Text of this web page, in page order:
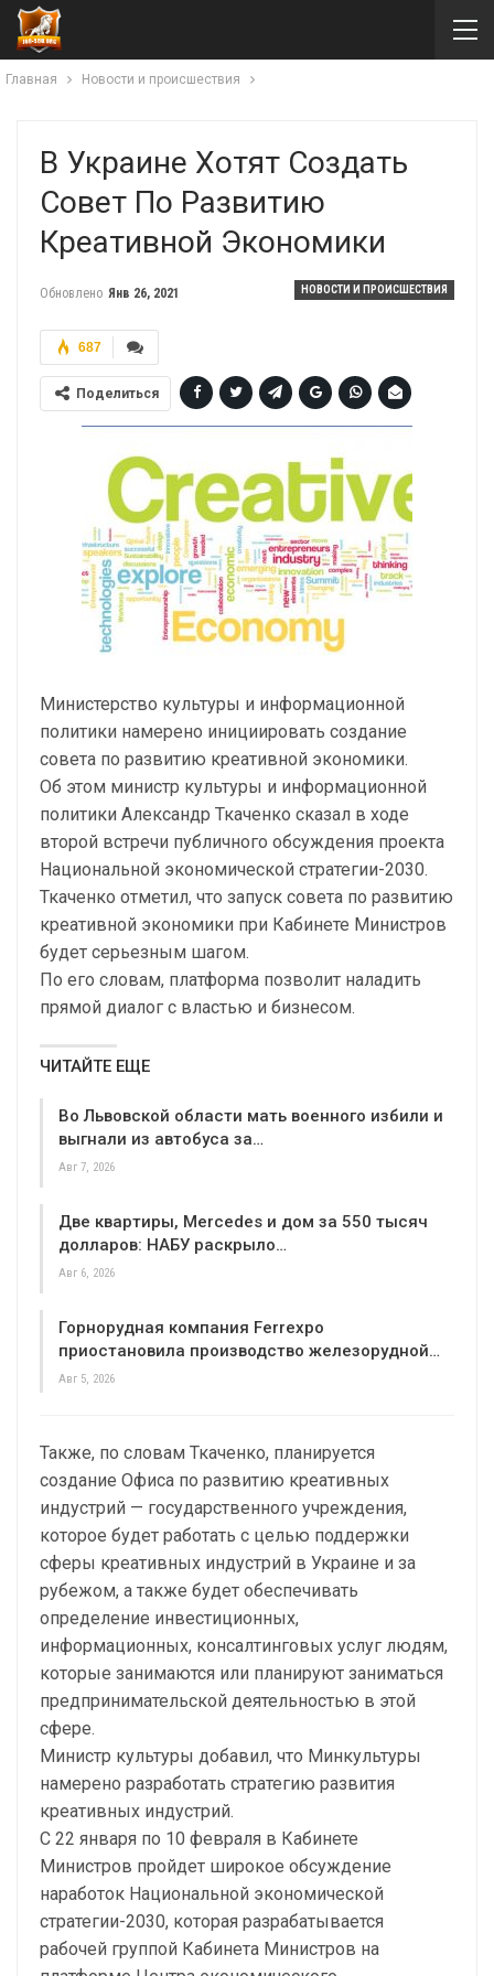
Главная Новости и происшествия
В Украине Хотят Создать
Совет По Развитию
Креативной Экономики
НОВОСТИ И ПРОИСШЕСТВИЯ
Обновлено Янв 26, 2021
687
Поделиться
Министерство культуры и информационной
политики намерено инициировать создание
совета по развитию креативной экономики.
Об этом министр культуры и информационной
политики Александр Ткаченко сказал в ходе
второй встречи публичного обсуждения проекта
Национальной экономической стратегии-2030.
Ткаченко отметил, что запуск совета по развитию
креативной экономики при Кабинете Министров
будет серьезным шагом.
По его словам, платформа позволит наладить
прямой диалог с властью и бизнесом.
ЧИТАЙТЕ ЕЩЕ
Во Львовской области мать военного избили и
выгнали из автобуса за…
Авг 7, 2026
Две квартиры, Mercedes и дом за 550 тысяч
долларов: НАБУ раскрыло…
Авг 6, 2026
Горнорудная компания Ferrexpo
приостановила производство железорудной…
Авг 5, 2026
Также, по словам Ткаченко, планируется
создание Офиса по развитию креативных
индустрий — государственного учреждения,
которое будет работать с целью поддержки
сферы креативных индустрий в Украине и за
рубежом, а также будет обеспечивать
определение инвестиционных,
информационных, консалтинговых услуг людям,
которые занимаются или планируют заниматься
предпринимательской деятельностью в этой
сфере.
Министр культуры добавил, что Минкультуры
намерено разработать стратегию развития
креативных индустрий.
С 22 января по 10 февраля в Кабинете
Министров пройдет широкое обсуждение
наработок Национальной экономической
стратегии-2030, которая разрабатывается
рабочей группой Кабинета Министров на